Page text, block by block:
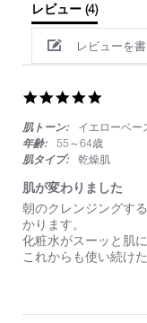
レビュー (4)
レビューを書
rating
肌トーン:
イエローベー
年齢:
55～64歳
肌タイプ:
乾燥肌
肌が変わりました
Review
by
on
29
review
stating
肌
が
ま
朝のクレンジングす
かります。
化粧水がスーッと肌
これからも使い続けた